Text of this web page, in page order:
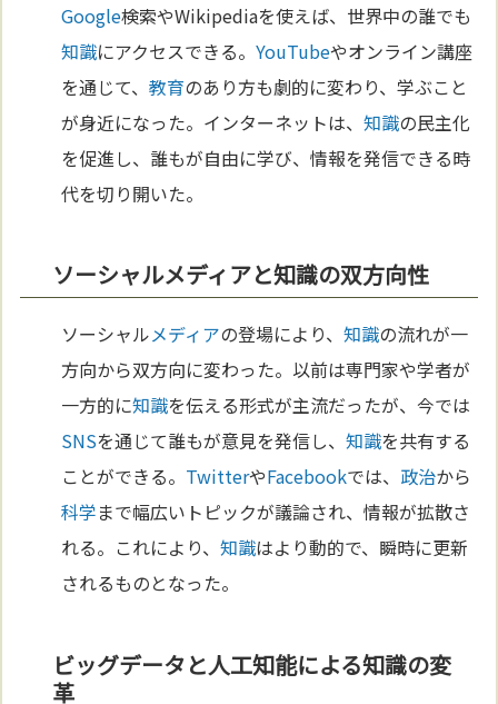
Google検索やWikipediaを使えば、世界中の誰でも
知識にアクセスできる。YouTubeやオンライン講座
を通じて、教育のあり方も劇的に変わり、学ぶこと
が身近になった。インターネットは、知識の民主化
を促進し、誰もが自由に学び、情報を発信できる時
代を切り開いた。
ソーシャルメディアと知識の双方向性
ソーシャルメディアの登場により、知識の流れが一
方向から双方向に変わった。以前は専門家や学者が
一方的に知識を伝える形式が主流だったが、今では
SNSを通じて誰もが意見を発信し、知識を共有する
ことができる。 TwitterやFacebookでは、 政治から
科学まで幅広いトピックが議論され、情報が拡散さ
れる。これにより、知識はより動的で、瞬時に更新
されるものとなった。
ビッグデータと人工知能による知識の変
革